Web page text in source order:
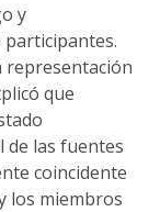
y
representación
que
de las fuentes
coincidente
los miembros